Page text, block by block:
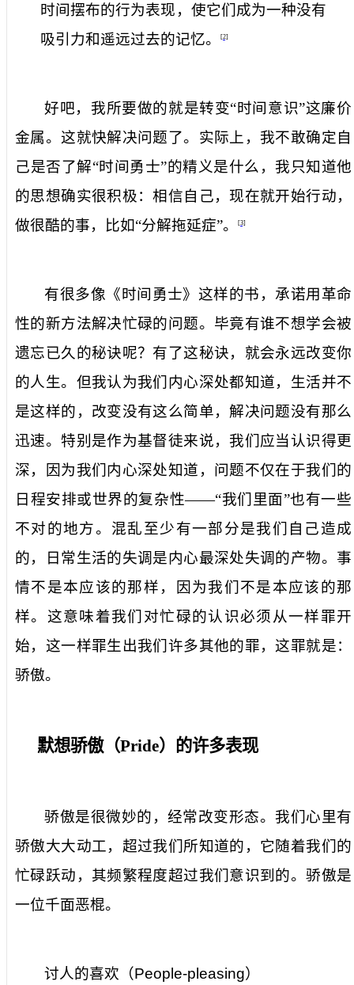
时间摆布的行为表现，使它们成为一种没有
吸引力和遥远过去的记忆。
[2]
好吧，我所要做的就是转变“时间意识”这廉价
金属。这就快解决问题了。实际上，我不敢确定自
己是否了解“时间勇士”的精义是什么，我只知道他
的思想确实很积极：相信自己，现在就开始行动，
做很酷的事，比如“分解拖延症”。
[3]
有很多像《时间勇士》这样的书，承诺用革命
性的新方法解决忙碌的问题。毕竟有谁不想学会被
遗忘已久的秘诀呢？有了这秘诀，就会永远改变你
的人生。但我认为我们内心深处都知道，生活并不
是这样的，改变没有这么简单，解决问题没有那么
迅速。特别是作为基督徒来说，我们应当认识得更
深，因为我们内心深处知道，问题不仅在于我们的
日程安排或世界的复杂性——“我们里面”也有一些
不对的地方。混乱至少有一部分是我们自己造成
的，日常生活的失调是内心最深处失调的产物。事
情不是本应该的那样，因为我们 不是本应该的那
样。这意味着我们对忙碌的认识必须从一样罪开
始，这一样罪生出我们许多其他的罪，这罪就是：
骄傲。
默想骄傲（Pride）的许多表现
骄傲是很微妙的，经常改变形态。我们心里有
骄傲大大动工，超过我们所知道的，它随着我们的
忙碌跃动，其频繁程度超过我们意识到的。骄傲是
一位千面恶棍。
讨人的喜欢（People-pleasing）